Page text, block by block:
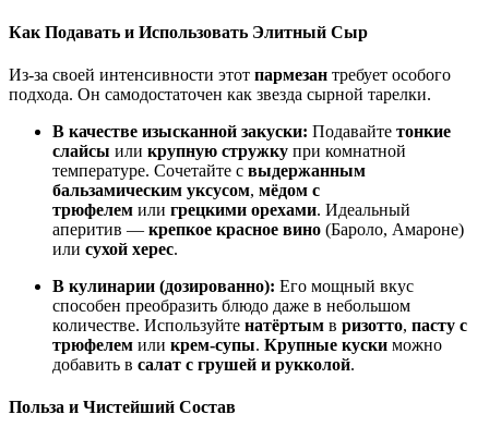
Как Подавать и Использовать Элитный Сыр
Из-за своей интенсивности этот пармезан требует особого
подхода. Он самодостаточен как звезда сырной тарелки.
В качестве изысканной закуски: Подавайте тонкие
слайсы или крупную стружку при комнатной
температуре. Сочетайте с выдержанным
бальзамическим уксусом, мёдом с
трюфелем или грецкими орехами. Идеальный
аперитив — крепкое красное вино (Бароло, Амароне)
или сухой херес.
В кулинарии (дозированно): Его мощный вкус
способен преобразить блюдо даже в небольшом
количестве. Используйте натёртым в ризотто, пасту с
трюфелем или крем-супы. Крупные куски можно
добавить в салат с грушей и рукколой.
Польза и Чистейший Состав